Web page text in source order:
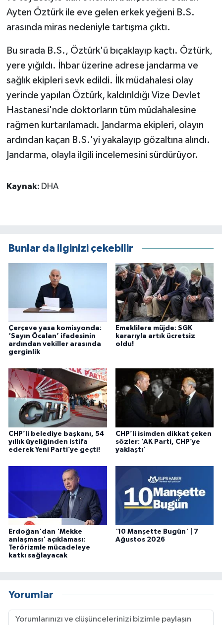
Ayten Öztürk ile eve gelen erkek yeğeni B.S.
arasında miras nedeniyle tartışma çıktı.
Bu sırada B.S., Öztürk'ü bıçaklayıp kaçtı. Öztürk,
yere yığıldı. İhbar üzerine adrese jandarma ve
sağlık ekipleri sevk edildi. İlk müdahalesi olay
yerinde yapılan Öztürk, kaldırıldığı Vize Devlet
Hastanesi'nde doktorların tüm müdahalesine
rağmen kurtarılamadı. Jandarma ekipleri, olayın
ardından kaçan B.S.'yi yakalayıp gözaltına alındı.
Jandarma, olayla ilgili incelemesini sürdürüyor.
Kaynak: DHA
Bunlar da ilginizi çekebilir
Çerçeve yasa komisyonda:
‘Sayın Öcalan’ ifadesinin
ardından vekiller arasında
gerginlik
Emeklilere müjde: SGK
kararıyla artık ücretsiz
oldu!
CHP’li belediye başkanı, 54
yıllık üyeliğinden istifa
ederek Yeni Parti’ye geçti!
CHP’li isimden dikkat çeken
sözler: ‘AK Parti, CHP’ye
yaklaştı’
Erdoğan'dan 'Mekke
anlaşması' açıklaması:
Terörizmle mücadeleye
katkı sağlayacak
'10 Manşette Bugün' | 7
Ağustos 2026
Yorumlar